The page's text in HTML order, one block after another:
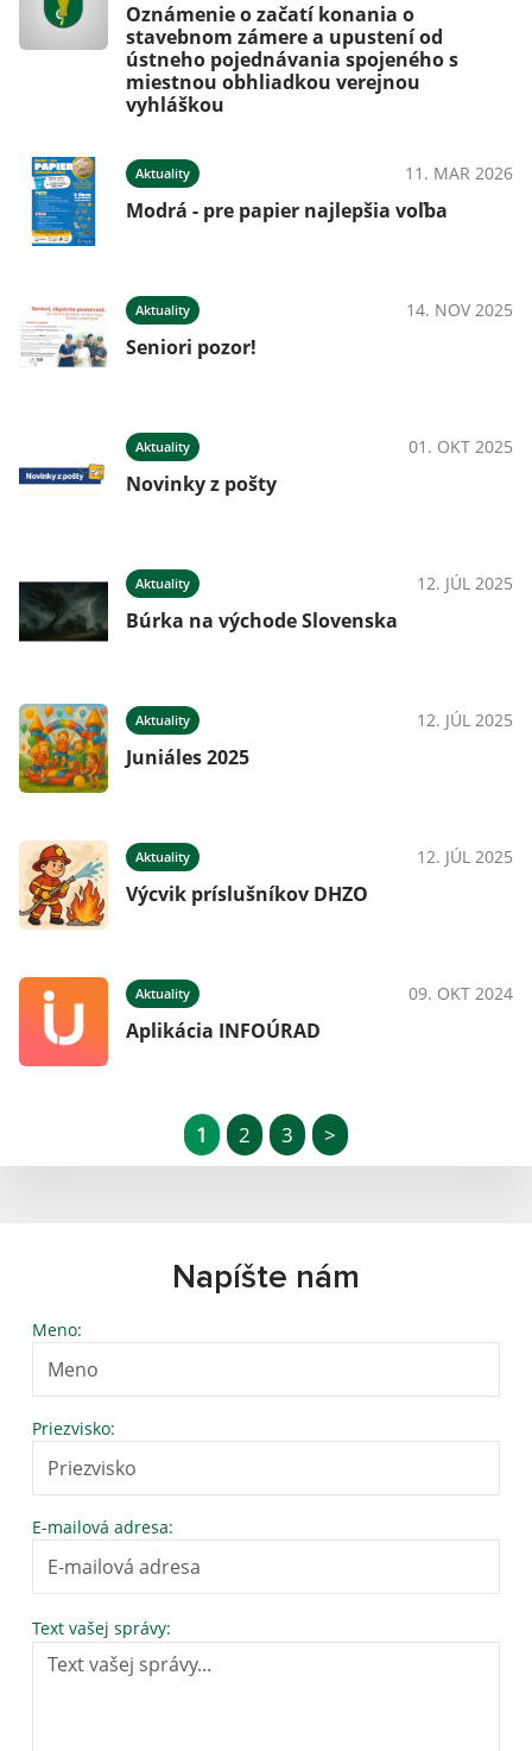
Oznámenie o začatí konania o
stavebnom zámere a upustení od
ústneho pojednávania spojeného s
miestnou obhliadkou verejnou
vyhláškou
Aktuality 11. MAR 2026
Modrá - pre papier najlepšia voľba
Aktuality 14. NOV 2025
Seniori pozor!
Aktuality 01. OKT 2025
Novinky z pošty
Aktuality 12. JÚL 2025
Búrka na východe Slovenska
Aktuality 12. JÚL 2025
Juniáles 2025
Aktuality 12. JÚL 2025
Výcvik príslušníkov DHZO
Aktuality 09. OKT 2024
Aplikácia INFOÚRAD
1 2 3 >
Napíšte nám
Meno:
Priezvisko:
E-mailová adresa:
Text vašej správy: